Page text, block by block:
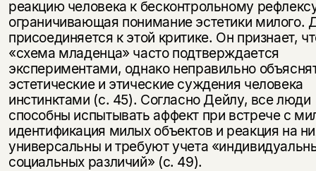
реакцию человека к бесконтрольному
ограничивающая понимание эстетики милого.
присоединяется к этой критике. Он признает,
«схема младенца» часто подтверждается
экспериментами, однако неправильно
эстетические и этические суждения человека
инстинктами (с. 45). Согласно Дейлу, все люди
способны испытывать аффект при встрече с
идентификация милых объектов и реакция на
универсальны и требуют учета
социальных различий» (с. 49).